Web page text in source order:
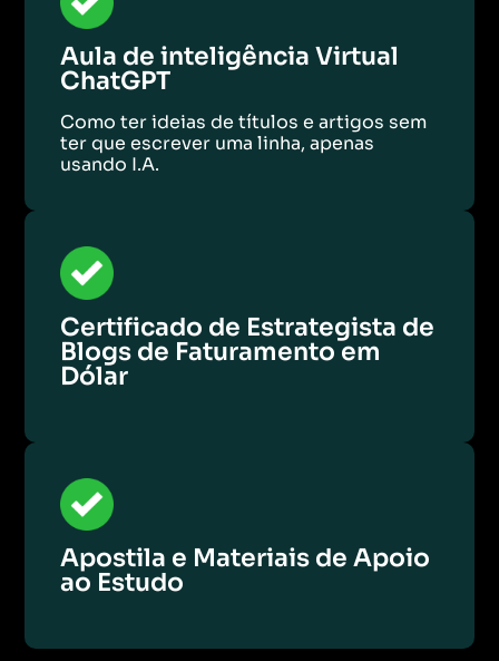
Aula de inteligência Virtual
ChatGPT
Como ter ideias de títulos e artigos sem
ter que escrever uma linha, apenas
usando I.A.
Certificado de Estrategista de
Blogs de Faturamento em
Dólar
Apostila e Materiais de Apoio
ao Estudo